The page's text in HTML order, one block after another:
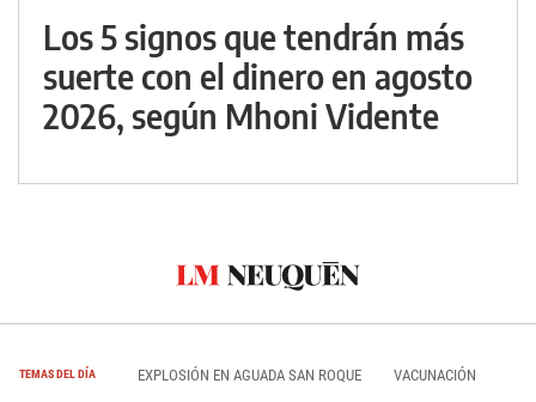
Los 5 signos que tendrán más
suerte con el dinero en agosto
2026, según Mhoni Vidente
TEMAS DEL DÍA EXPLOSIÓN EN AGUADA SAN ROQUE VACUNACIÓN